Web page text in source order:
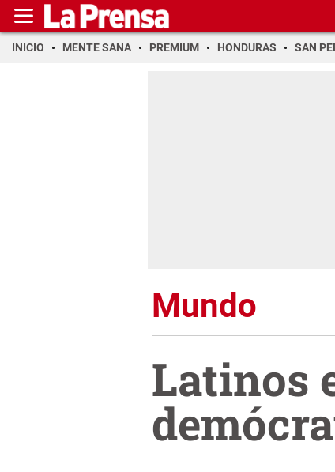
INICIO MENTE SANA PREMIUM HONDURAS SAN
Mundo
Latinos